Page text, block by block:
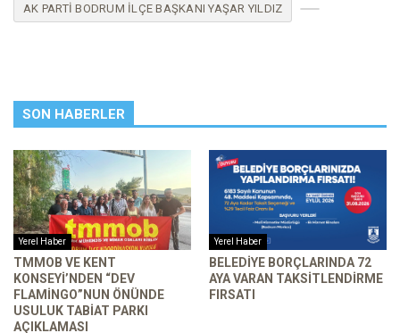
AK PARTI BODRUM İLÇE BAŞKANI YAŞAR YILDIZ
SON HABERLER
Yerel Haber
TMMOB VE KENT
KONSEYI’NDEN “DEV
FLAMINGO”NUN ÖNÜNDE
USULUK TABIAT PARKI
AÇIKLAMASI
Yerel Haber
BELEDIYE BORÇLARINDA 72
AYA VARAN TAKSITLENDIRME
FIRSATI